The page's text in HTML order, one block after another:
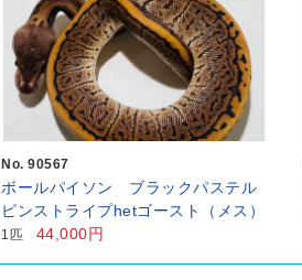
No. 90567
ボールパイソン ブラックパステル
ピンストライプhetゴースト（メス）
1匹 44,000円